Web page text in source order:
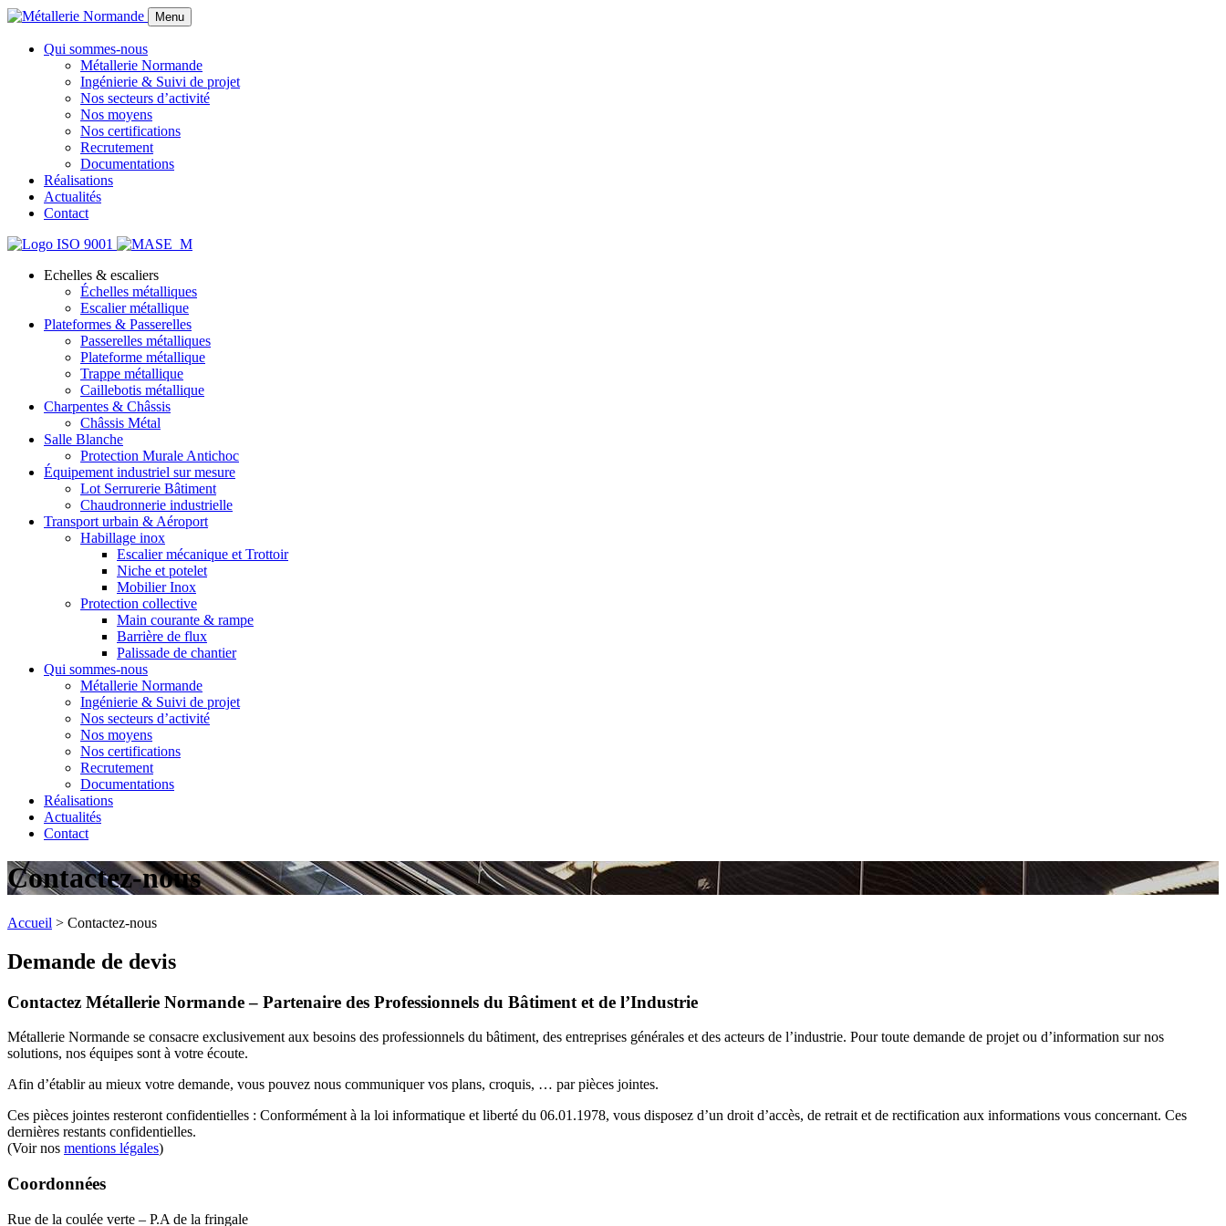
Menu
Qui sommes-nous
Métallerie Normande
Ingénierie & Suivi de projet
Nos secteurs d’activité
Nos moyens
Nos certifications
Recrutement
Documentations
Réalisations
Actualités
Contact
Echelles & escaliers
Échelles métalliques
Escalier métallique
Plateformes & Passerelles
Passerelles métalliques
Plateforme métallique
Trappe métallique
Caillebotis métallique
Charpentes & Châssis
Châssis Métal
Salle Blanche
Protection Murale Antichoc
Équipement industriel sur mesure
Lot Serrurerie Bâtiment
Chaudronnerie industrielle
Transport urbain & Aéroport
Habillage inox
Escalier mécanique et Trottoir
Niche et potelet
Mobilier Inox
Protection collective
Main courante & rampe
Barrière de flux
Palissade de chantier
Qui sommes-nous
Métallerie Normande
Ingénierie & Suivi de projet
Nos secteurs d’activité
Nos moyens
Nos certifications
Recrutement
Documentations
Réalisations
Actualités
Contact
Contactez-nous
Accueil > Contactez-nous
Demande de devis
Contactez Métallerie Normande – Partenaire des Professionnels du Bâtiment et de l’Industrie
Métallerie Normande se consacre exclusivement aux besoins des professionnels du bâtiment, des entreprises générales et des acteurs de l’industrie. Pour toute demande de projet ou d’information sur nos
solutions, nos équipes sont à votre écoute.
Afin d’établir au mieux votre demande, vous pouvez nous communiquer vos plans, croquis, … par pièces jointes.
Ces pièces jointes resteront confidentielles : Conformément à la loi informatique et liberté du 06.01.1978, vous disposez d’un droit d’accès, de retrait et de rectification aux informations vous concernant. Ces
dernières restants confidentielles.
(Voir nos mentions légales)
Coordonnées
Rue de la coulée verte – P.A de la fringale